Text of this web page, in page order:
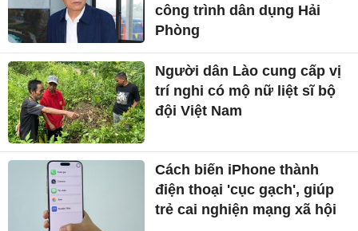
công trình dân dụng Hải
Phòng
Người dân Lào cung cấp vị
trí nghi có mộ nữ liệt sĩ bộ
đội Việt Nam
Cách biến iPhone thành
điện thoại 'cục gạch', giúp
trẻ cai nghiện mạng xã hội